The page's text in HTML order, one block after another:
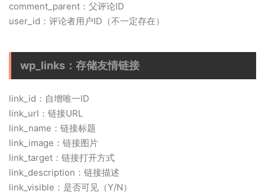
comment_parent：父评论ID
user_id：评论者用户ID（不一定存在）
wp_links：存储友情链接
link_id：自增唯一ID
link_url：链接URL
link_name：链接标题
link_image：链接图片
link_target：链接打开方式
link_description：链接描述
link_visible：是否可见（Y/N）